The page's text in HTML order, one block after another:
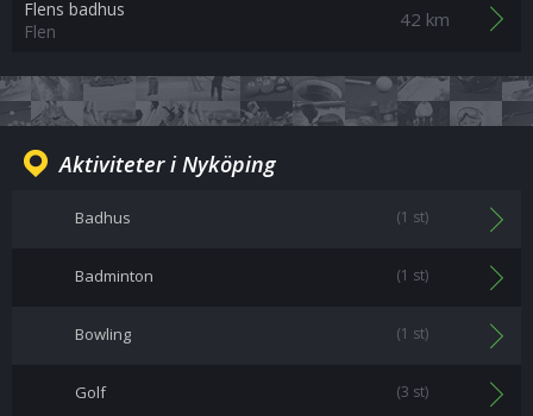
Flens badhus
Flen
42 km
Aktiviteter i Nyköping
Badhus (1 st)
Badminton (1 st)
Bowling (1 st)
Golf (3 st)